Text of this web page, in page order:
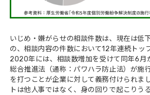
いじめ・嫌がらせの相談件数は、現在は低
の、相談内容の件数において12年連続トッ
2020年には、相談数増加を受けて同年6月
総合推進法（通称：パワハラ防止法）が施
を打つことが企業に対して義務付けられま
トは他人事ではなく、身の回りで起こりう